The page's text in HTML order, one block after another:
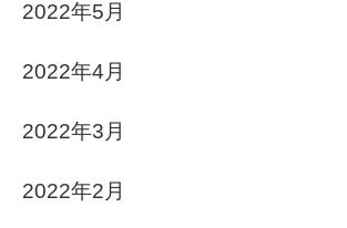
2022年5月
2022年4月
2022年3月
2022年2月